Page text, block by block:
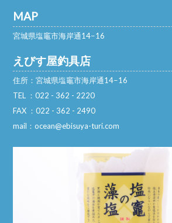
MAP
宮城県塩竈市海岸通14−16
えびす屋釣具店
住所：宮城県塩竈市海岸通14−16
TEL ：022 - 362 - 2220
FAX ：022 - 362 - 2490
mail：ocean@ebisuya-turi.com